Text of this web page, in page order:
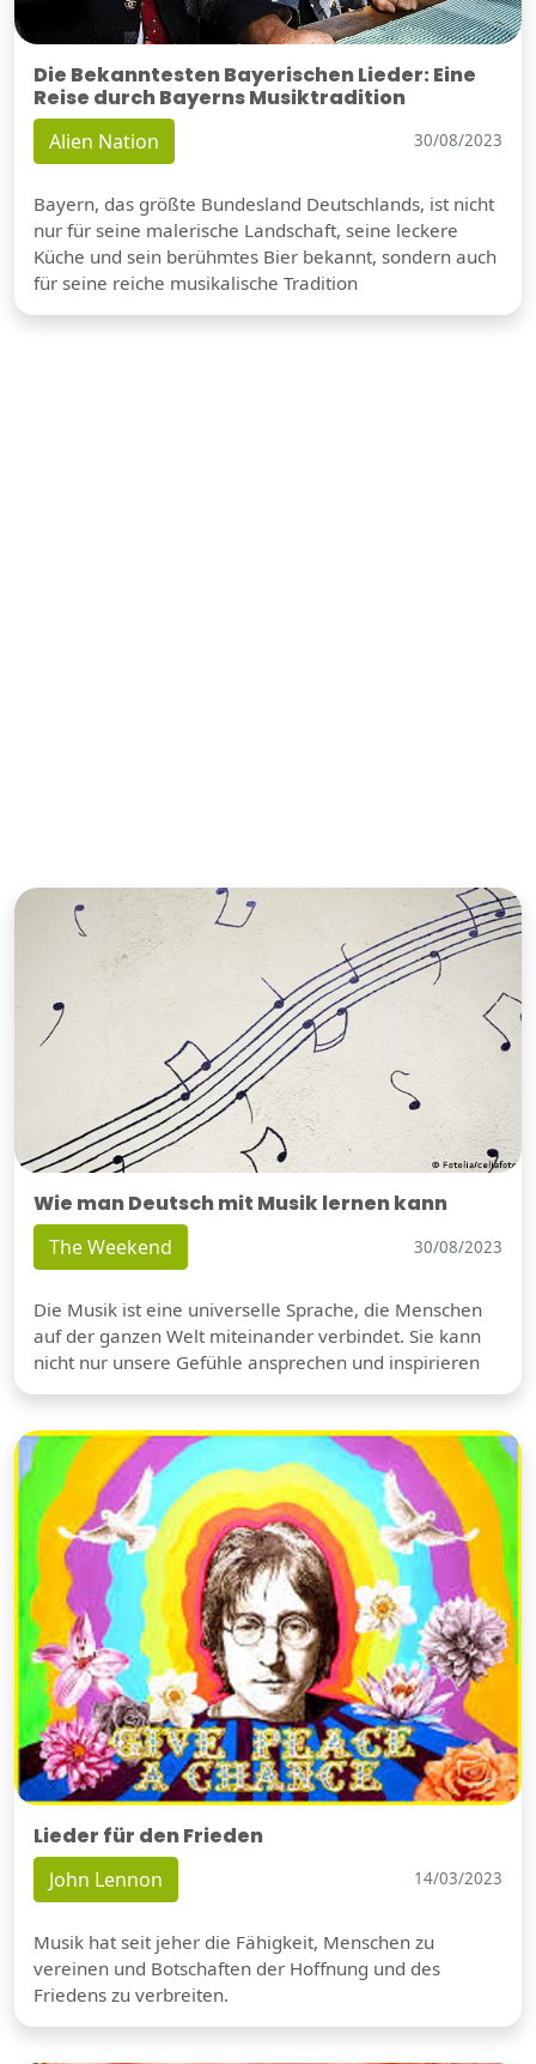
Die Bekanntesten Bayerischen Lieder: Eine
Reise durch Bayerns Musiktradition
Alien Nation 30/08/2023
Bayern, das größte Bundesland Deutschlands, ist nicht
nur für seine malerische Landschaft, seine leckere
Küche und sein berühmtes Bier bekannt, sondern auch
für seine reiche musikalische Tradition
Wie man Deutsch mit Musik lernen kann
The Weekend 30/08/2023
Die Musik ist eine universelle Sprache, die Menschen
auf der ganzen Welt miteinander verbindet. Sie kann
nicht nur unsere Gefühle ansprechen und inspirieren
Lieder für den Frieden
John Lennon 14/03/2023
Musik hat seit jeher die Fähigkeit, Menschen zu
vereinen und Botschaften der Hoffnung und des
Friedens zu verbreiten.